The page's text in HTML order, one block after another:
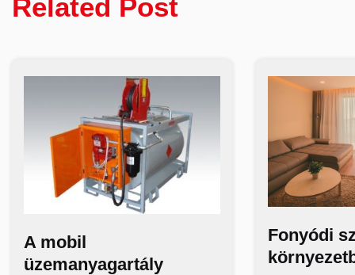
Related Post
A mobil
üzemanyagartály
Fonyódi